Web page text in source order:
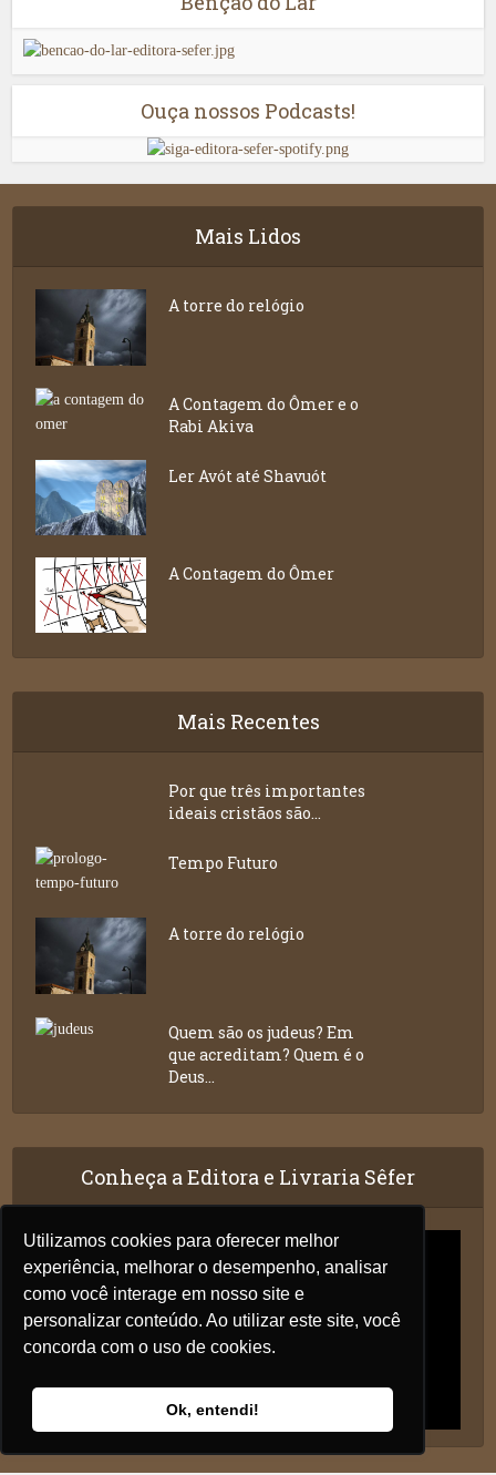
Utilizamos cookies para oferecer melhor
experiência, melhorar o desempenho, analisar
como você interage em nosso site e
personalizar conteúdo. Ao utilizar este site, você
concorda com o uso de cookies.
Ok, entendi!
Ouça nossos Podcasts!
Mais Lidos
A torre do relógio
A Contagem do Ômer e o
Rabi Akiva
Ler Avót até Shavuót
A Contagem do Ômer
Mais Recentes
Por que três importantes
ideais cristãos são...
Tempo Futuro
A torre do relógio
Quem são os judeus? Em
que acreditam? Quem é o
Deus...
Conheça a Editora e Livraria Sêfer